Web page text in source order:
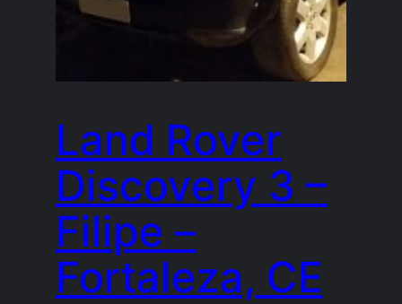
Land Rover
Discovery 3 –
Filipe –
Fortaleza, CE